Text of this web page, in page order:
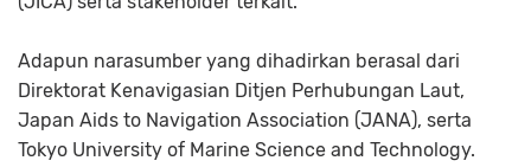
Adapun narasumber yang dihadirkan berasal dari
Direktorat Kenavigasian Ditjen Perhubungan Laut,
Japan Aids to Navigation Association (JANA), serta
Tokyo University of Marine Science and Technology.